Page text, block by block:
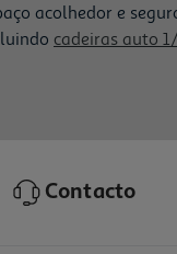
acolhedor e
cadeiras auto
Contacto